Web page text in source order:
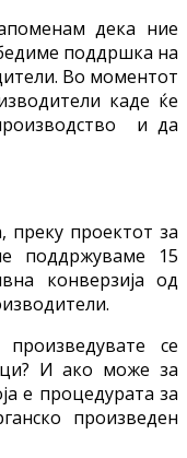
дека ние
поддршка на
Во моментот
каде ќе
и да
преку проектот за
поддржуваме 15
конверзија од
се
И ако може за
е процедурата за
произведен